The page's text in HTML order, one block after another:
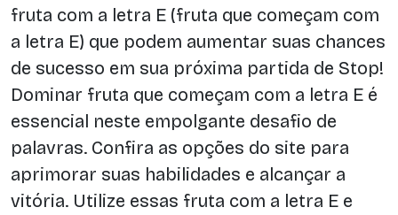
fruta com a letra E (fruta que começam com
a letra E) que podem aumentar suas chances
de sucesso em sua próxima partida de Stop!
Dominar fruta que começam com a letra E é
essencial neste empolgante desafio de
palavras. Confira as opções do site para
aprimorar suas habilidades e alcançar a
vitória. Utilize essas fruta com a letra E e